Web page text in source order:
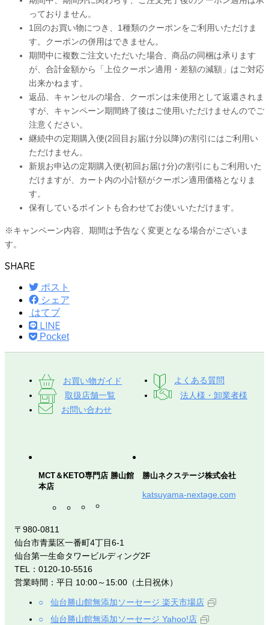
っておりません。
1回のお買い物につき、1種類のクーポンをご利用いただけま
す。クーポンの併用はできません。
期間中に複数ご注文いただいた場合、商品の同梱は承ります
が、合計金額から「上位クーポン適用・差額の減額」はご対応
出来かねます。
返品、キャンセルの場合、クーポンは未使用として返還されま
すが、キャンペーン期間終了後はご使用いただけませんのでご
注意ください。
継続中の定期購入便(2回目お届け分以降)の割引にはご利用い
ただけません。
新規お申込の定期購入便(初回お届け分)の割引にもご利用いた
だけますが、カート内の小計額がクーポン適用価格となりま
す。
保有しているポイントも合わせてお使いいただけます。
※キャンペーン内容、期間は予告なく変更となる場合がございま
す。
SHARE
ポスト
シェア
はてブ
LINE
Pocket
お買い物ガイド
よくある質問
取扱店舗一覧
法人様・卸業者様
お問い合わせ
MCT＆KETO専門店 勝山館
本店
勝山ネクステージ株式会社
katsuyama-nextage.com
〒980-0811
仙台市青葉区一番町4丁目6-1
仙台第一生命タワービルディング2F
TEL：0120-10-5516
営業時間：平日 10:00～15:00（土日祝休）
仙台勝山館無添加ソーセージ 楽天市場店
仙台勝山館無添加ソーセージ Yahoo!店